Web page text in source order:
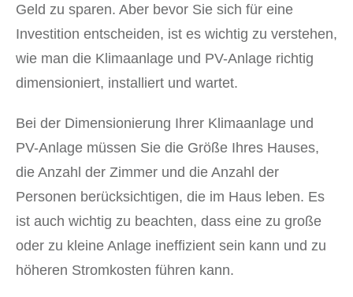
Geld zu sparen. Aber bevor Sie sich für eine
Investition entscheiden, ist es wichtig zu verstehen,
wie man die Klimaanlage und PV-Anlage richtig
dimensioniert, installiert und wartet.
Bei der Dimensionierung Ihrer Klimaanlage und
PV-Anlage müssen Sie die Größe Ihres Hauses,
die Anzahl der Zimmer und die Anzahl der
Personen berücksichtigen, die im Haus leben. Es
ist auch wichtig zu beachten, dass eine zu große
oder zu kleine Anlage ineffizient sein kann und zu
höheren Stromkosten führen kann.